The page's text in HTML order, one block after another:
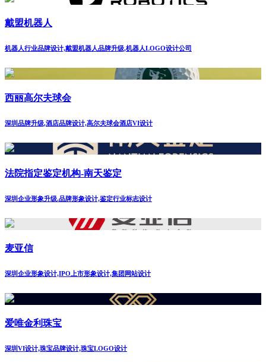
戴盟机器人
机器人行业品牌设计,戴盟机器人品牌升级,机器人LOGO设计公司
西丽高尔夫球会
深圳品牌升级,酒店品牌设计,高尔夫球会酒店VI设计
法院指定鉴定机构-南天鉴定
深圳企业形象升级.品牌形象设计,鉴定行业标志设计
麦亚信
深圳企业形象设计,IPO上市形象设计,集团网站设计
爱唯金利珠宝
深圳VI设计,珠宝品牌设计,珠宝LOGO设计